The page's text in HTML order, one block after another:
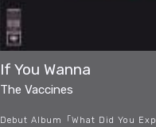
If You Wanna
The Vaccines
Debut Album「What Did You